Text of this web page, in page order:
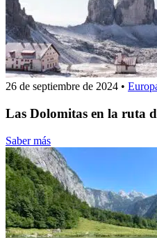
26 de septiembre de 2024 •
Las Dolomitas en la ruta
Saber más